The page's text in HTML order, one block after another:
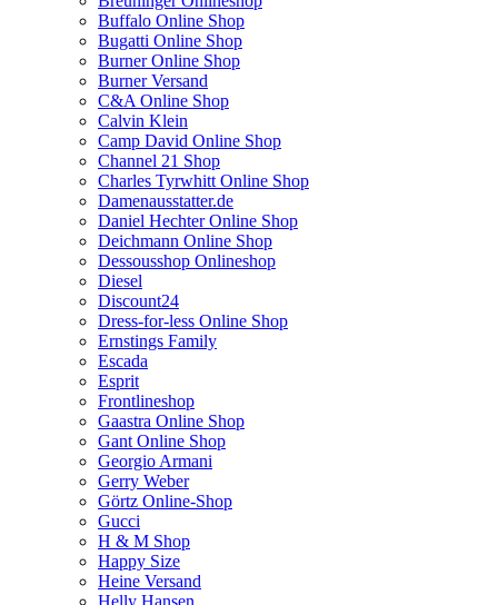
Buffalo Online Shop
Bugatti Online Shop
Burner Online Shop
Burner Versand
C&A Online Shop
Calvin Klein
Camp David Online Shop
Channel 21 Shop
Charles Tyrwhitt Online Shop
Damenausstatter.de
Daniel Hechter Online Shop
Deichmann Online Shop
Dessousshop Onlineshop
Diesel
Discount24
Dress-for-less Online Shop
Ernstings Family
Escada
Esprit
Frontlineshop
Gaastra Online Shop
Gant Online Shop
Georgio Armani
Gerry Weber
Görtz Online-Shop
Gucci
H & M Shop
Happy Size
Heine Versand
Helly Hansen